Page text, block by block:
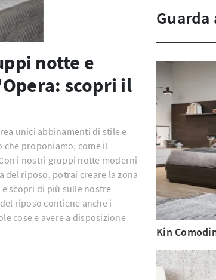
notte e
scopri il
unici abbinamenti di stile e
che proponiamo, come il
i nostri gruppi notte moderni
del riposo, potrai creare la zona
scopri di più sulle nostre
riposo contiene anche i
cose e avere a disposizione
Guarda
Kin